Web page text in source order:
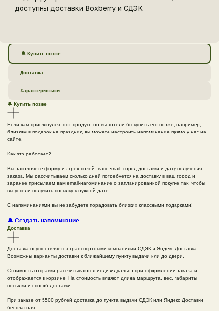
доступны доставки Boxberry и СДЭК
🔔 Купить позже
Доставка
Характеристики
🔔 Купить позже
Если вам приглянулся этот продукт, но вы хотели бы купить его позже, например,
близким в подарок на праздник, вы можете настроить напоминание прямо у нас на
сайте.
Как это работает?
Вы заполняете форму из трех полей: ваш email, город доставки и дату получения
заказа. Мы рассчитываем сколько дней потребуется на доставку в ваш город и
заранее присылаем вам email-напоминание о запланированной покупке так, чтобы
вы успели получить посылку к нужной дате.
С напоминаниями вы не забудете порадовать близких классными подарками!
🔔 Создать напоминание
Доставка
Доставка осуществляется транспортными компаниями СДЭК и Яндекс Доставка.
Возможны варианты доставки к ближайшему пункту выдачи или до двери.
Стоимость отправки рассчитываются индивидуально при оформлении заказа и
отображается в корзине. На стоимость влияют длина маршрута, вес, габариты
посылки и способ доставки.
При заказе от 5500 рублей доставка до пункта выдачи СДЭК или Яндекс Доставки
бесплатная.